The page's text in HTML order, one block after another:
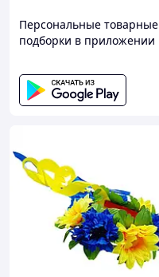
Персональные товарные
подборки в приложении